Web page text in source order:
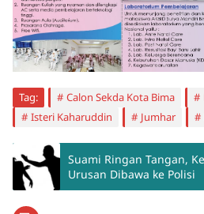
Tag: Calon Sekda Kota Bima
Isteri Kaharuddin
Jumhar
Suami Ringan Tangan,
Urusan Dibawa ke Polisi